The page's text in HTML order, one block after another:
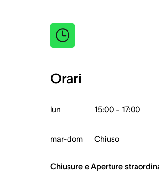
Orari
lun 15:00 - 17:00
mar-dom Chiuso
Chiusure e Aperture